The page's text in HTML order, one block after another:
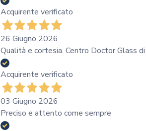
Acquirente verificato
26 Giugno 2026
Qualità e cortesia. Centro Doctor Glass
Acquirente verificato
03 Giugno 2026
Preciso e attento come sempre